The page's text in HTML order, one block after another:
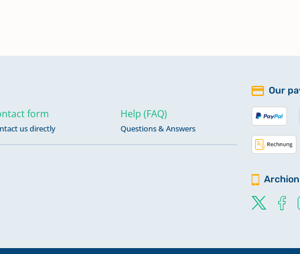
form
us directly
Help (FAQ)
Questions & Answers
Our